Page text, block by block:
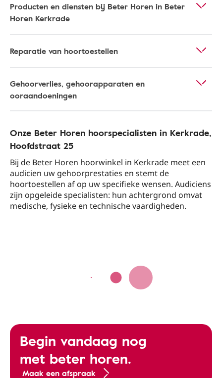
Producten en diensten bij Beter Horen in Beter
Horen Kerkrade
Reparatie van hoortoestellen
Gehoorverlies, gehoorapparaten en
ooraandoeningen
Onze Beter Horen hoorspecialisten in Kerkrade​,
Hoofdstraat 25​
Bij de Beter Horen hoorwinkel in Kerkrade​ meet een
audicien uw gehoorprestaties en stemt de
hoortoestellen af op uw specifieke wensen. Audiciens
zijn opgeleide specialisten: hun achtergrond omvat
medische, fysieke en technische vaardigheden.
Begin vandaag nog
met beter horen.
Maak een afspraak